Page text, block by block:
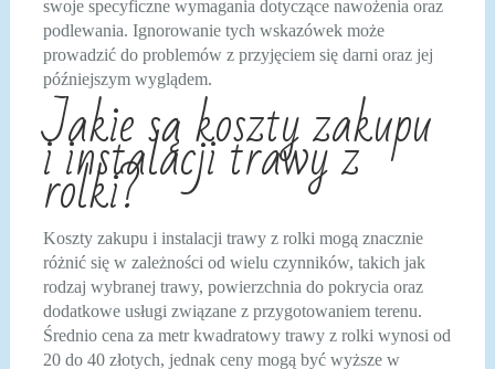
swoje specyficzne wymagania dotyczące nawożenia oraz
podlewania. Ignorowanie tych wskazówek może
prowadzić do problemów z przyjęciem się darni oraz jej
późniejszym wyglądem.
Jakie są koszty zakupu
i instalacji trawy z
rolki?
Koszty zakupu i instalacji trawy z rolki mogą znacznie
różnić się w zależności od wielu czynników, takich jak
rodzaj wybranej trawy, powierzchnia do pokrycia oraz
dodatkowe usługi związane z przygotowaniem terenu.
Średnio cena za metr kwadratowy trawy z rolki wynosi od
20 do 40 złotych, jednak ceny mogą być wyższe w